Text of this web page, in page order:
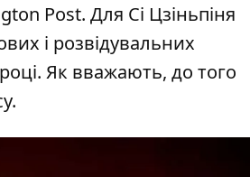
Post. Для Сі Цзіньпіня
і розвідувальних
Як вважають, до того